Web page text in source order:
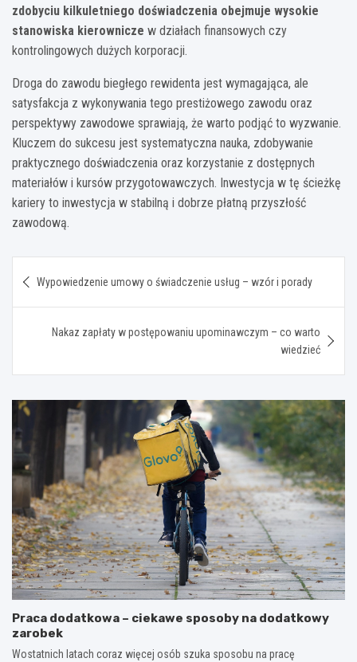
zdobyciu kilkuletniego doświadczenia obejmuje wysokie
stanowiska kierownicze w działach finansowych czy
kontrolingowych dużych korporacji.
Droga do zawodu biegłego rewidenta jest wymagająca, ale
satysfakcja z wykonywania tego prestiżowego zawodu oraz
perspektywy zawodowe sprawiają, że warto podjąć to wyzwanie.
Kluczem do sukcesu jest systematyczna nauka, zdobywanie
praktycznego doświadczenia oraz korzystanie z dostępnych
materiałów i kursów przygotowawczych. Inwestycja w tę ścieżkę
kariery to inwestycja w stabilną i dobrze płatną przyszłość
zawodową.
wpisu
Wypowiedzenie umowy o świadczenie usług – wzór i porady
Nakaz zapłaty w postępowaniu upominawczym – co warto
wiedzieć
Praca dodatkowa – ciekawe sposoby na dodatkowy
zarobek
Wostatnich latach coraz więcej osób szuka sposobu na pracę